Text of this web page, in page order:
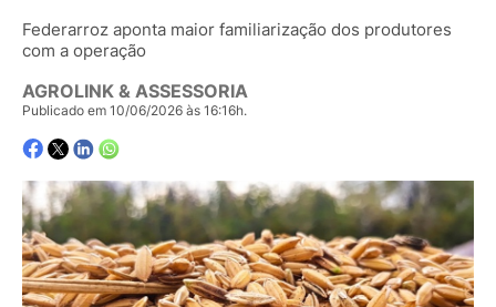
Federarroz aponta maior familiarização dos produtores
com a operação
AGROLINK & ASSESSORIA
Publicado em 10/06/2026 às 16:16h.